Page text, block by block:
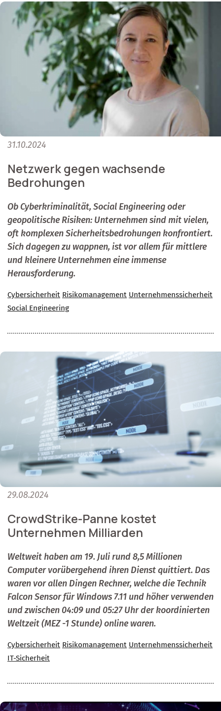
31.10.2024
Netzwerk gegen wachsende
Bedrohungen
Ob Cyberkriminalität, Social Engineering oder
geopolitische Risiken: Unternehmen sind mit vielen,
oft komplexen Sicherheitsbedrohungen konfrontiert.
Sich dagegen zu wappnen, ist vor allem für mittlere
und kleinere Unternehmen eine immense
Herausforderung.
Cybersicherheit Risikomanagement Unternehmenssicherheit
Social Engineering
29.08.2024
CrowdStrike-Panne kostet
Unternehmen Milliarden
Weltweit haben am 19. Juli rund 8,5 Millionen
Computer vorübergehend ihren Dienst quittiert. Das
waren vor allen Dingen Rechner, welche die Technik
Falcon Sensor für Windows 7.11 und höher verwenden
und zwischen 04:09 und 05:27 Uhr der koordinierten
Weltzeit (MEZ -1 Stunde) online waren.
Cybersicherheit Risikomanagement Unternehmenssicherheit
IT-Sicherheit